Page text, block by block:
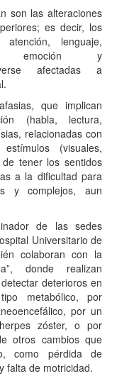
son las alteraciones
es decir, los
lenguaje,
emoción y
afectadas a
que implican
(habla, lectura,
relacionadas con
(visuales,
tener los sentidos
a la dificultad para
y complejos, aun
de las sedes
Universitario de
colaboran con la
donde realizan
deterioros en
metabólico, por
por un
zóster, o por
otros cambios que
como pérdida de
falta de motricidad.